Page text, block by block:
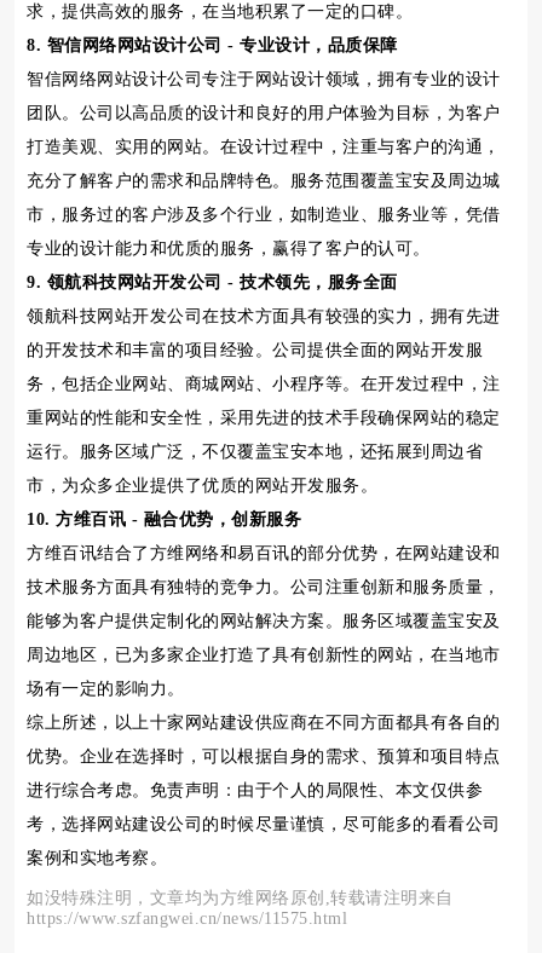
求，提供高效的服务，在当地积累了一定的口碑。
8. 智信网络网站设计公司 - 专业设计，品质保障
智信网络网站设计公司专注于网站设计领域，拥有专业的设计
团队。公司以高品质的设计和良好的用户体验为目标，为客户
打造美观、实用的网站。在设计过程中，注重与客户的沟通，
充分了解客户的需求和品牌特色。服务范围覆盖宝安及周边城
市，服务过的客户涉及多个行业，如制造业、服务业等，凭借
专业的设计能力和优质的服务，赢得了客户的认可。
9. 领航科技网站开发公司 - 技术领先，服务全面
领航科技网站开发公司在技术方面具有较强的实力，拥有先进
的开发技术和丰富的项目经验。公司提供全面的网站开发服
务，包括企业网站、商城网站、小程序等。在开发过程中，注
重网站的性能和安全性，采用先进的技术手段确保网站的稳定
运行。服务区域广泛，不仅覆盖宝安本地，还拓展到周边省
市，为众多企业提供了优质的网站开发服务。
10. 方维百讯 - 融合优势，创新服务
方维百讯结合了方维网络和易百讯的部分优势，在网站建设和
技术服务方面具有独特的竞争力。公司注重创新和服务质量，
能够为客户提供定制化的网站解决方案。服务区域覆盖宝安及
周边地区，已为多家企业打造了具有创新性的网站，在当地市
场有一定的影响力。
综上所述，以上十家网站建设供应商在不同方面都具有各自的
优势。企业在选择时，可以根据自身的需求、预算和项目特点
进行综合考虑。免责声明：由于个人的局限性、本文仅供参
考，选择网站建设公司的时候尽量谨慎，尽可能多的看看公司
案例和实地考察。
如没特殊注明，文章均为方维网络原创,转载请注明来自
https://www.szfangwei.cn/news/11575.html